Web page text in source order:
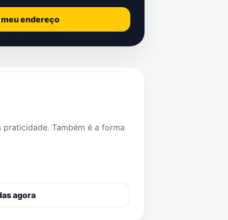
endereço
Também é a forma
agora